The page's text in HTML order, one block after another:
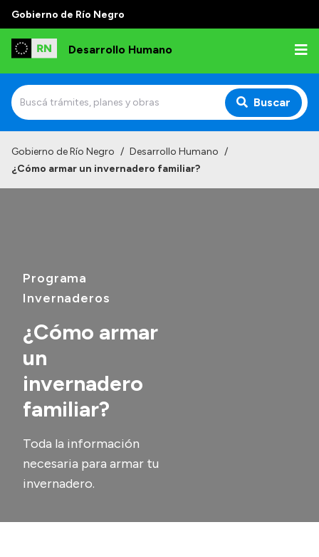
Gobierno de Río Negro
Desarrollo Humano
Buscar
Normativa
Transparencia
Boletín Oficial
Compras y licitaciones
Consulta de expedientes
Consulta de pago a proveedores
Convocatorias
Gobierno de Río Negro / Desarrollo Humano /
¿Cómo armar un invernadero familiar?
Programa
Invernaderos
¿Cómo armar
un
invernadero
familiar?
Toda la información
necesaria para armar tu
invernadero.